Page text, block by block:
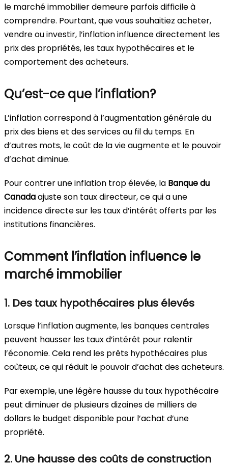
le marché immobilier demeure parfois difficile à
comprendre. Pourtant, que vous souhaitiez acheter,
vendre ou investir, l’inflation influence directement les
prix des propriétés, les taux hypothécaires et le
comportement des acheteurs.
Qu’est-ce que l’inflation?
L’inflation correspond à l’augmentation générale du
prix des biens et des services au fil du temps. En
d’autres mots, le coût de la vie augmente et le pouvoir
d’achat diminue.
Pour contrer une inflation trop élevée, la Banque du
Canadaajuste son taux directeur, ce qui a une
incidence directe sur les taux d’intérêt offerts par les
institutions financières.
Comment l’inflation influence le
marché immobilier
1. Des taux hypothécaires plus élevés
Lorsque l’inflation augmente, les banques centrales
peuvent hausser les taux d’intérêt pour ralentir
l’économie. Cela rend les prêts hypothécaires plus
coûteux, ce qui réduit le pouvoir d’achat des acheteurs.
Par exemple, une légère hausse du taux hypothécaire
peut diminuer de plusieurs dizaines de milliers de
dollars le budget disponible pour l’achat d’une
propriété.
2. Une hausse des coûts de construction